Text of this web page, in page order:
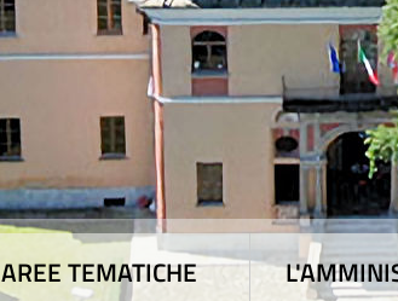
AREE TEMATICHE